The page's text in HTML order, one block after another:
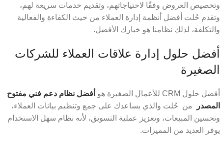
وتخصيص العروض وفقًا لاحتياجاتهم، وتقديم خدمات سريعة لهم،
وتقدم حُلت أفضل أنظمة إدارة العملاء من حيث الكفاءة والفعالية
والتكلفة، لذلك نظامنا هو خيارك الأفضل.
أفضل حلول إدارة علاقات العملاء للشركات
الصغيرة
أفضل حلول CRM للأعمال الصغيرة هو
أفضل نظام دعم فني مفتوح
المصدر
من حُلت والذي يساعدك على جمع وتنظيم بيانات العملاء،
وتحسين المبيعات، وتعزيز عملية التسويق، لأنه نظام سهل الاستخدام
يوفر العديد من المميزات.